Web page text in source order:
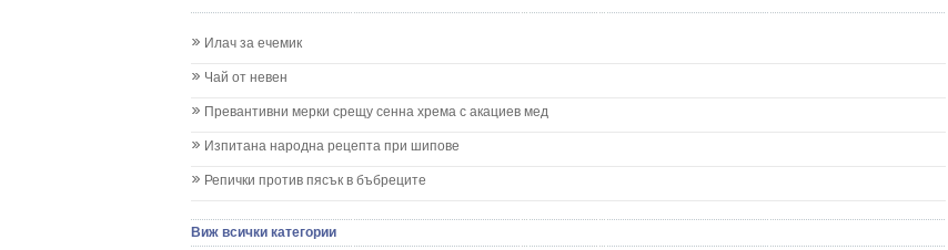
Запек на бебето и детето
Кашлица при бебето и детето
Колики
Менингит
Млечница
Нощно напикаване - енуреза
Бяла върба - Salix Аlba
Вратига - Tanacetrum Vulgare
Илач за ечемик
Чай от невен
Превантивни мерки срещу сенна хрема с акациев мед
Изпитана народна рецепта при шипове
Репички против пясък в бъбреците
Виж всички категории